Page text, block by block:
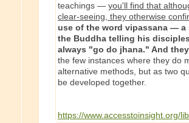
teachings — you'll find that
clear-seeing, they otherwise
use of the word vipassana — a
the Buddha telling his
always "go do jhana." And
the few instances where they do
alternative methods, but as two
be developed together.
https://www.accesstoinsight.org/